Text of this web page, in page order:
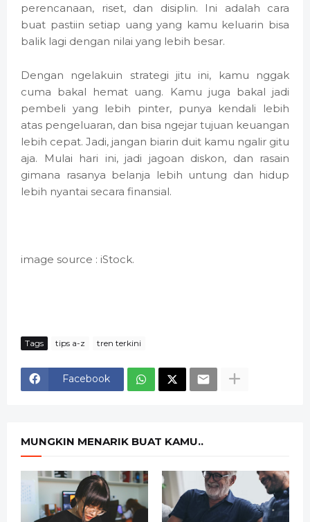
perencanaan, riset, dan disiplin. Ini adalah cara
buat pastiin setiap uang yang kamu keluarin bisa
balik lagi dengan nilai yang lebih besar.
Dengan ngelakuin strategi jitu ini, kamu nggak
cuma bakal hemat uang. Kamu juga bakal jadi
pembeli yang lebih pinter, punya kendali lebih
atas pengeluaran, dan bisa ngejar tujuan keuangan
lebih cepat. Jadi, jangan biarin duit kamu ngalir gitu
aja. Mulai hari ini, jadi jagoan diskon, dan rasain
gimana rasanya belanja lebih untung dan hidup
lebih nyantai secara finansial.
image source : iStock.
Tags tips a-z tren terkini
Facebook
MUNGKIN MENARIK BUAT KAMU..